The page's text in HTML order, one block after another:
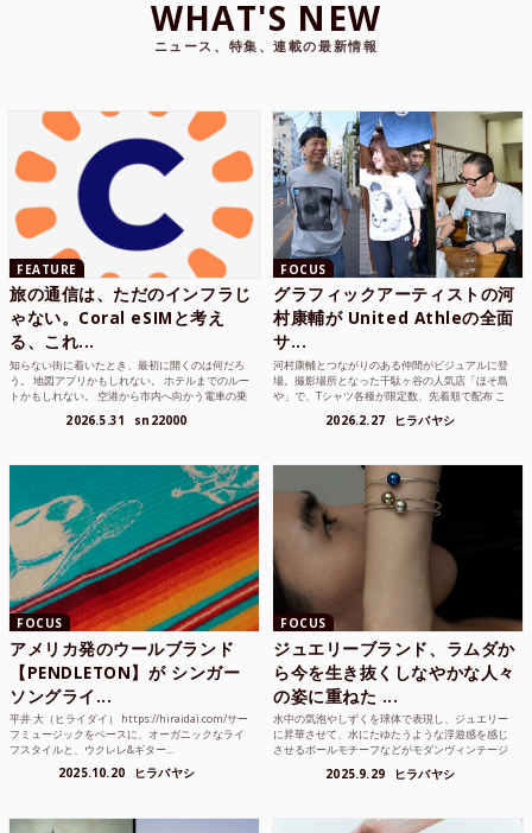
WHAT'S NEW
ニュース、特集、連載の最新情報
FEATURE
旅の通信は、ただのインフラじ
ゃない。Coral eSIMと考え
る、これ...
知らない街に着いたとき、最初に開くのは何だろ
う。 地図アプリかもしれない。 ホテルまでのルー
トかもしれない。 空港から市内へ向かう電車の乗
2026.5.31 sn22000
FOCUS
グラフィックアーティストの河
村康輔が United Athleの全面
サ...
河村康輔とつながりのある仲間がビジュアルに登
場。撮影場所となった千駄ヶ谷の人気店「ほそ島
や」で、Tシャツ各種が限定数、先着順で配布 こ
2026.2.27 ヒラバヤシ
FOCUS
アメリカ発のウールブランド
【PENDLETON】が シンガー
ソングライ...
平井 大（ヒライダイ） https://hiraidai.com/サー
フミュージックをベースに、オーガニックなライ
フスタイルと、ウクレレ&ギター...
2025.10.20 ヒラバヤシ
FOCUS
ジュエリーブランド、ラムダか
ら今を生き抜くしなやかな人々
の姿に重ねた ...
水中の気泡やしずくを球体で表現し、ジュエリー
に昇華させて、水にたゆたうような浮遊感を感じ
させるボールモチーフなどがモダンヴィンテージ
2025.9.29 ヒラバヤシ